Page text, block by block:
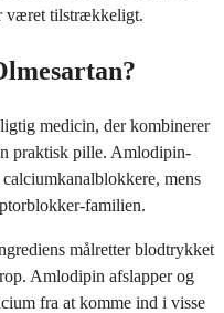
været tilstrækkeligt.
medicin, der kombinerer
praktisk pille. Amlodipin-
mens
familien.
målretter blodtrykket
Amlodipin afslapper og
fra at komme ind i visse